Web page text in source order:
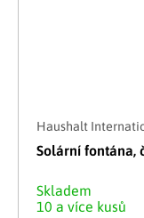
Haushalt
Solární fontána,
Skladem
10 a více kusů